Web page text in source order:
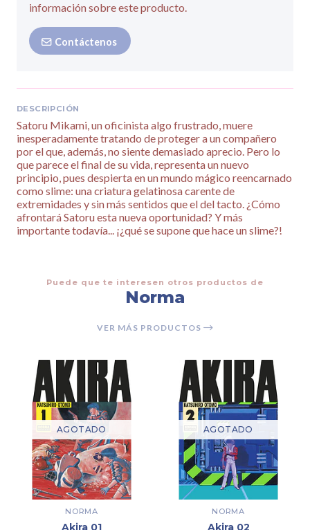
información sobre este producto.
Contáctenos
DESCRIPCIÓN
Satoru Mikami, un oficinista algo frustrado, muere
inesperadamente tratando de proteger a un compañero
por el que, además, no siente demasiado aprecio. Pero lo
que parece el final de su vida, representa un nuevo
principio, pues despierta en un mundo mágico reencarnado
como slime: una criatura gelatinosa carente de
extremidades y sin más sentidos que el del tacto. ¿Cómo
afrontará Satoru esta nueva oportunidad? Y más
importante todavía... ¡¿qué se supone que hace un slime?!
Puede que te interesen otros productos de
Norma
VER MÁS PRODUCTOS
AGOTADO
NORMA
Akira 01
AGOTADO
NORMA
Akira 02